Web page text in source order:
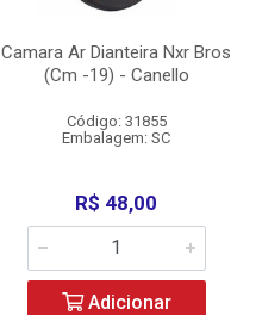
Camara Ar Dianteira Nxr Bros
(Cm -19) - Canello
Código: 31855
Embalagem: SC
R$ 48,00
Adicionar